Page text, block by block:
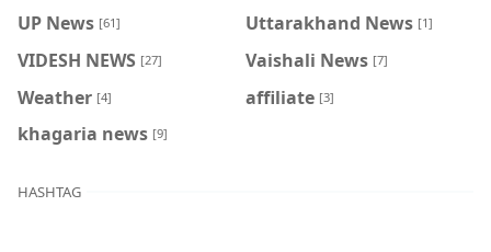
UP News [61] Uttarakhand News [1]
VIDESH NEWS [27] Vaishali News [7]
Weather [4] affiliate [3]
khagaria news [9]
HASHTAG